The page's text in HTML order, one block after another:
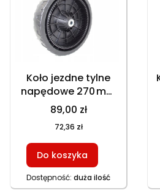
Koło jezdne tylne
napędowe 270 mm
81 zębów do kosiarek
GT150NKS GT153NEKS
HKS753NB HKS253NE
GT153NKS HKS650N1,
część zamienna
89,00 zł
72,36 zł
Do koszyka
Dostępność: duża ilość